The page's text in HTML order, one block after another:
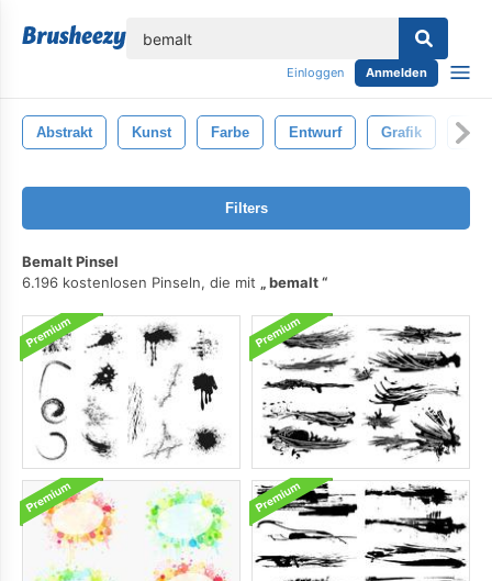
Einloggen Anmelden
Abstrakt Kunst Farbe Entwurf Grafik
Filters
Bemalt Pinsel
6.196 kostenlosen Pinseln, die mit
bemalt